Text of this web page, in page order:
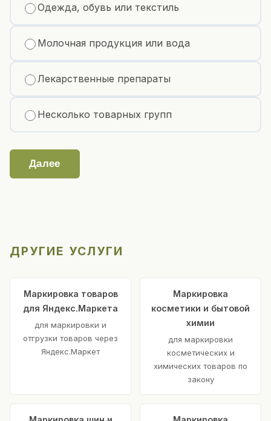
Одежда, обувь или текстиль
Молочная продукция или вода
Лекарственные препараты
Несколько товарных групп
Далее
ДРУГИЕ УСЛУГИ
Маркировка товаров
для Яндекс.Маркета
для маркировки и
отгрузки товаров через
Яндекс.Маркет
Маркировка
косметики и бытовой
химии
для маркировки
косметических и
химических товаров по
закону